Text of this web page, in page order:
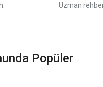
Uzman
Popüler